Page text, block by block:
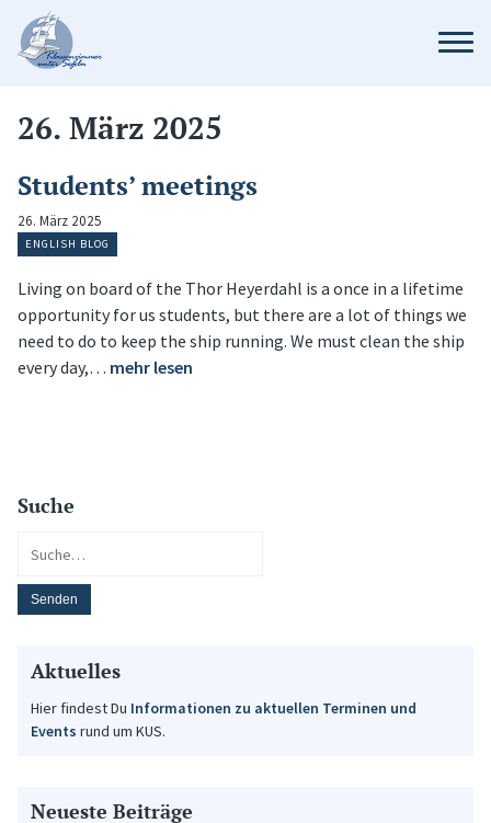
26. März 2025
Students’ meetings
26. März 2025
ENGLISH BLOG
Living on board of the Thor Heyerdahl is a once in a lifetime
opportunity for us students, but there are a lot of things we
need to do to keep the ship running. We must clean the ship
every day,… mehr lesen
Suche
Aktuelles
Hier findest Du Informationen zu aktuellen Terminen und
Events rund um KUS.
Neueste Beiträge